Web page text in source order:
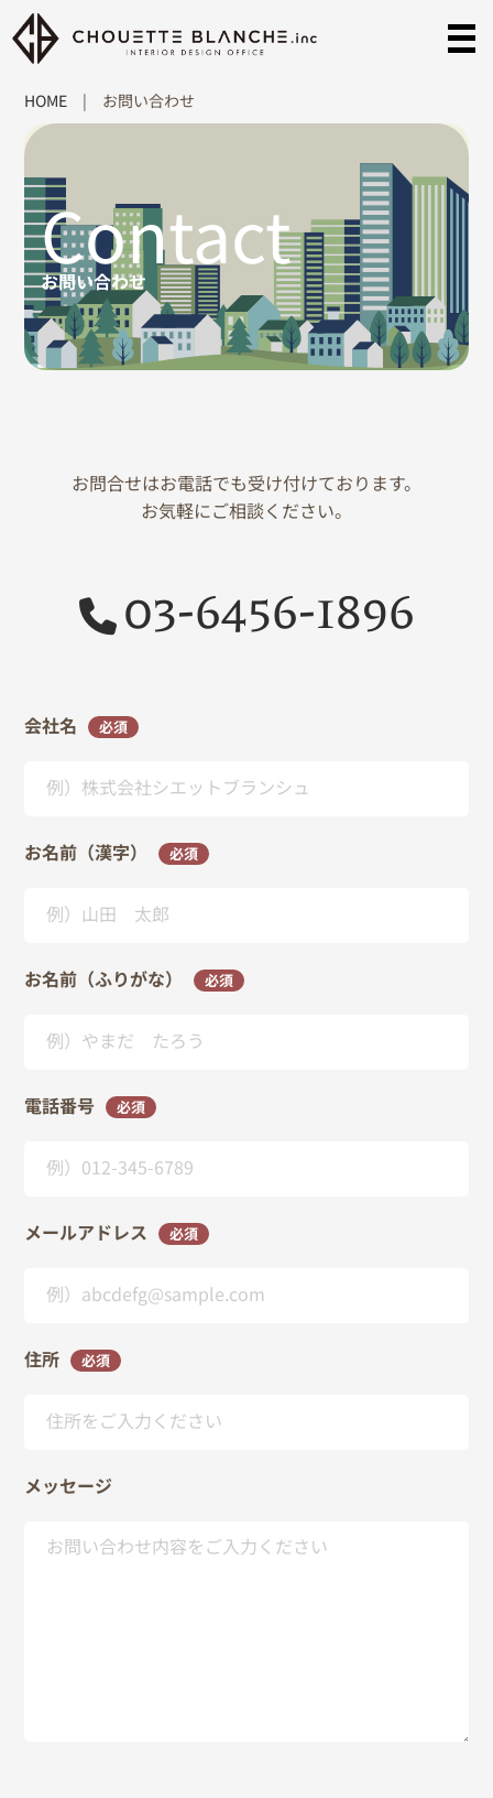
HOME | お問い合わせ
Contact
お問い合わせ
お問合せはお電話でも受け付けております。
お気軽にご相談ください。
03-6456-1896
会社名 必須
お名前（漢字） 必須
お名前（ふりがな） 必須
電話番号 必須
メールアドレス 必須
住所 必須
メッセージ